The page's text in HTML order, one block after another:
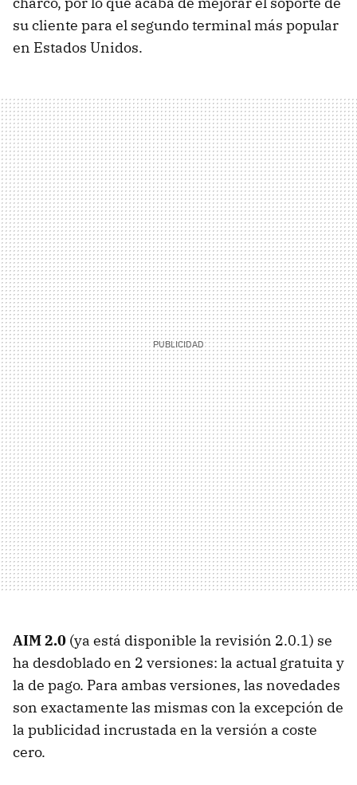
su cliente para el segundo terminal más popular
en Estados Unidos.
AIM 2.0 (ya está disponible la revisión 2.0.1) se
ha desdoblado en 2 versiones: la actual gratuita y
la de pago. Para ambas versiones, las novedades
son exactamente las mismas con la excepción de
la publicidad incrustada en la versión a coste
cero.